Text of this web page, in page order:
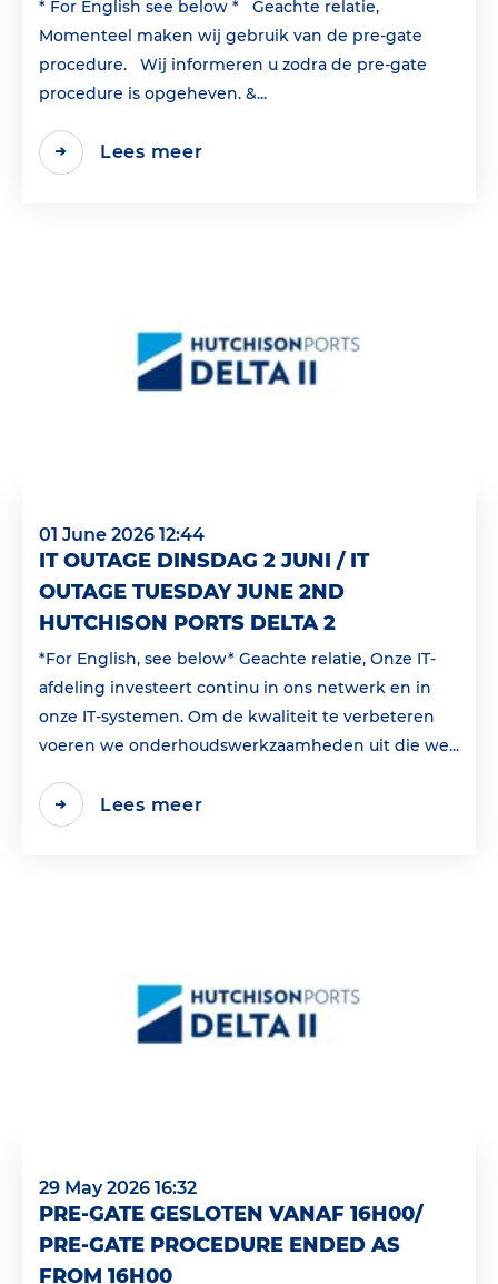
* For English see below * Geachte relatie,
Momenteel maken wij gebruik van de pre-gate
procedure. Wij informeren u zodra de pre-gate
procedure is opgeheven. &...
Lees meer
01 June 2026 12:44
IT OUTAGE DINSDAG 2 JUNI / IT
OUTAGE TUESDAY JUNE 2ND
HUTCHISON PORTS DELTA 2
*For English, see below* Geachte relatie, Onze IT-
afdeling investeert continu in ons netwerk en in
onze IT-systemen. Om de kwaliteit te verbeteren
voeren we onderhoudswerkzaamheden uit die we...
Lees meer
29 May 2026 16:32
PRE-GATE GESLOTEN VANAF 16H00/
PRE-GATE PROCEDURE ENDED AS
FROM 16H00